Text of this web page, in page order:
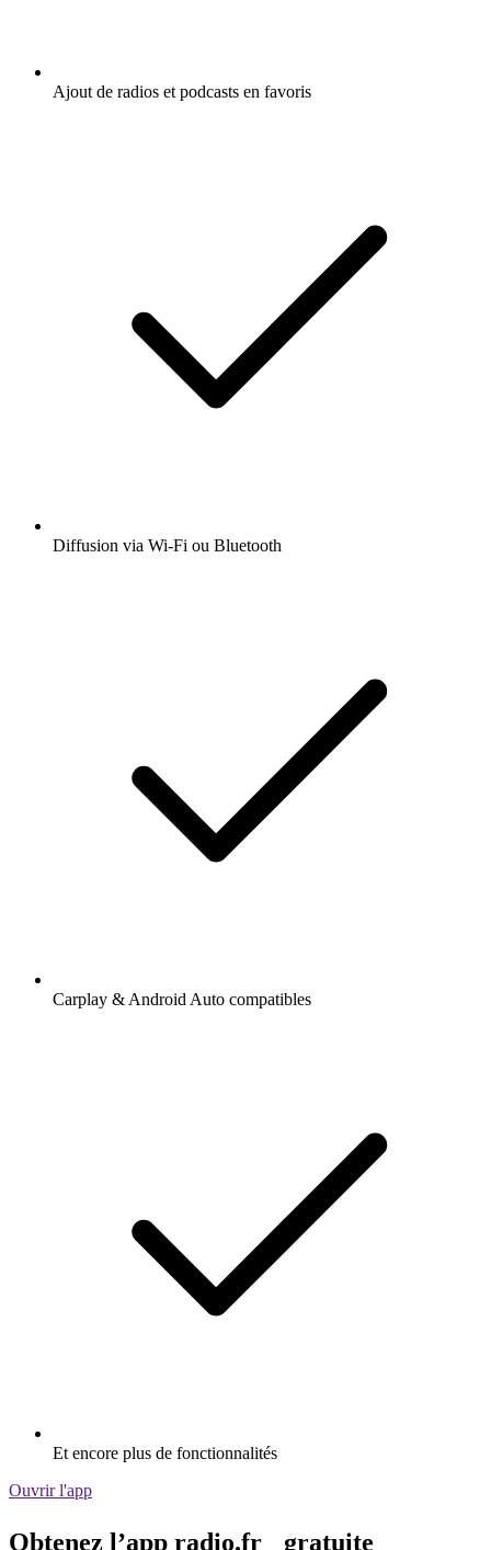
Ajout de radios et podcasts en favoris
Diffusion via Wi-Fi ou Bluetooth
Carplay & Android Auto compatibles
Et encore plus de fonctionnalités
Ouvrir l'app
Obtenez l’app radio.fr gratuite